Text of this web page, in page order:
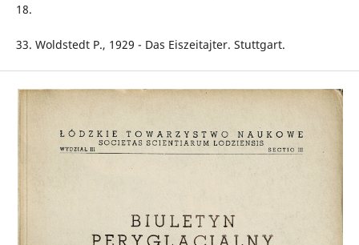
18.
33. Woldstedt P., 1929 - Das Eiszeitajter. Stuttgart.